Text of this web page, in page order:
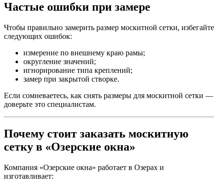
Частые ошибки при замере
Чтобы правильно замерить размер москитной сетки, избегайте
следующих ошибок:
измерение по внешнему краю рамы;
округление значений;
игнорирование типа креплений;
замер при закрытой створке.
Если сомневаетесь, как снять размеры для москитной сетки —
доверьте это специалистам.
Почему стоит заказать москитную
сетку в «Озерские окна»
Компания «Озерские окна» работает в Озерах и
изготавливает: